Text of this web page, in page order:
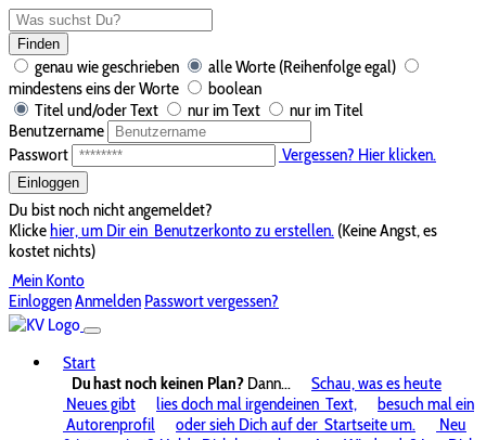
Finden
genau wie geschrieben
alle Worte (Reihenfolge egal)
mindestens eins der Worte
boolean
Titel und/oder Text
nur im Text
nur im Titel
Benutzername
Passwort
Vergessen? Hier klicken.
Einloggen
Du bist noch nicht angemeldet?
Klickehier, um Dir ein Benutzerkonto zu erstellen. (Keine Angst, es
kostet nichts)
Mein Konto
EinloggenAnmelden Passwort vergessen?
Start
Du hast noch keinen Plan? Dann...
Schau, was es heute
Neues gibt
lies doch mal irgendeinen Text,
besuch mal ein
Autorenprofil
oder sieh Dich auf der Startseite um.
Neu